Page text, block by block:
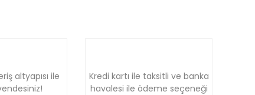
altyapısı ile
Kredi kartı ile taksitli ve banka
havalesi ile ödeme seçeneği